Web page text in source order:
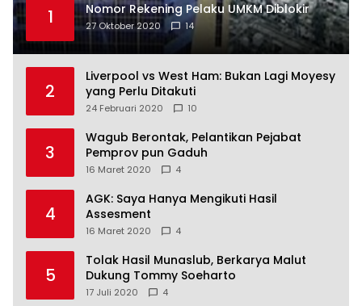
1 Nomor Rekening Pelaku UMKM Diblokir
27 Oktober 2020 14
2
Liverpool vs West Ham: Bukan Lagi Moyesy
yang Perlu Ditakuti
24 Februari 2020 10
3
Wagub Berontak, Pelantikan Pejabat
Pemprov pun Gaduh
16 Maret 2020 4
4
AGK: Saya Hanya Mengikuti Hasil
Assesment
16 Maret 2020 4
5
Tolak Hasil Munaslub, Berkarya Malut
Dukung Tommy Soeharto
17 Juli 2020 4